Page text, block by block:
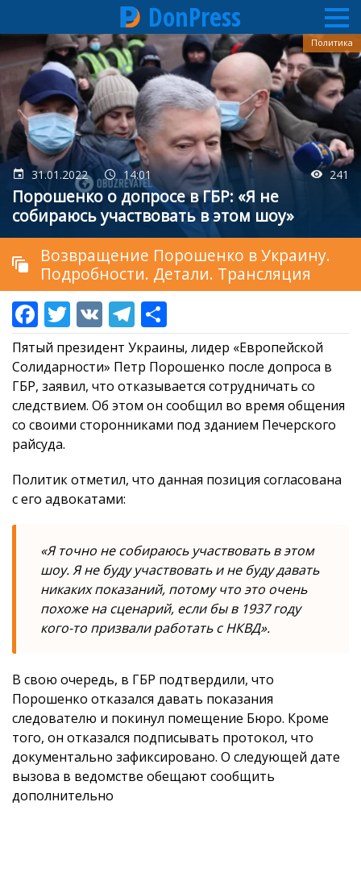
Перейти
к
основному
содержанию
DonPress
31.01.2022 14:01 241
Порошенко о допросе в ГБР: «Я не
собираюсь участвовать в этом шоу»
Политика
Возвращение Порошенко в Украину.
Подробности. Детали. Трансляция
Пятый президент Украины, лидер «Европейской
Солидарности» Петр Порошенко после допроса в
ГБР, заявил, что отказывается сотрудничать со
следствием. Об этом он сообщил во время общения
со своими сторонниками под зданием Печерского
райсуда.
Политик отметил, что данная позиция согласована
с его адвокатами:
«Я точно не собираюсь участвовать в этом
шоу. Я не буду участвовать и не буду давать
никаких показаний, потому что это очень
похоже на сценарий, если бы в 1937 году
кого-то призвали работать с НКВД».
В свою очередь, в ГБР подтвердили, что
Порошенко отказался давать показания
следователю и покинул помещение Бюро. Кроме
того, он отказался подписывать протокол, что
документально зафиксировано. О следующей дате
вызова в ведомстве обещают сообщить
дополнительно